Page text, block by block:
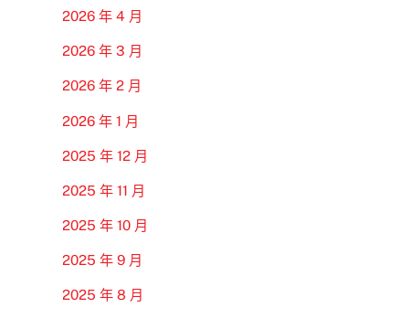
2026 年 4 月
2026 年 3 月
2026 年 2 月
2026 年 1 月
2025 年 12 月
2025 年 11 月
2025 年 10 月
2025 年 9 月
2025 年 8 月